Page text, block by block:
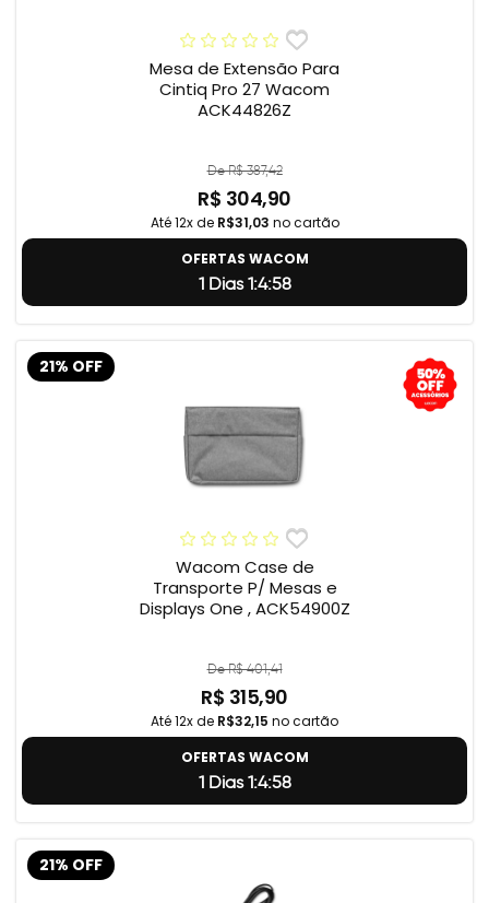
Mesa de Extensão Para
Cintiq Pro 27 Wacom
ACK44826Z
De R$ 387,42
R$ 304,90
Até 12x de R$31,03 no cartão
OFERTAS WACOM
1 Dias 1:4:57
21% OFF
Wacom Case de
Transporte P/ Mesas e
Displays One , ACK54900Z
De R$ 401,41
R$ 315,90
Até 12x de R$32,15 no cartão
OFERTAS WACOM
1 Dias 1:4:57
21% OFF